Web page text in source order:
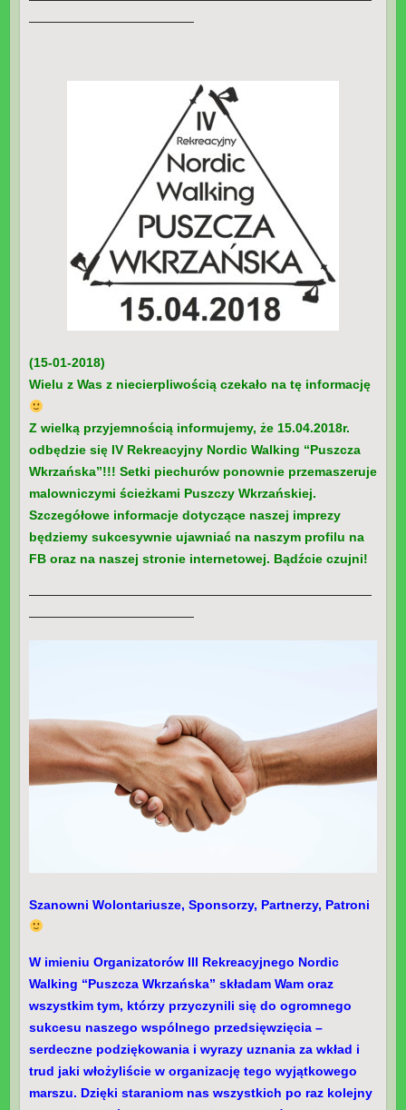
—————————————
(15-01-2018)
Wielu z Was z niecierpliwością czekało na tę informację
Z wielką przyjemnością informujemy, że 15.04.2018r.
odbędzie się IV Rekreacyjny Nordic Walking “Puszcza
Wkrzańska”!!! Setki piechurów ponownie przemaszeruje
malowniczymi ścieżkami Puszczy Wkrzańskiej.
Szczegółowe informacje dotyczące naszej imprezy
będziemy sukcesywnie ujawniać na naszym profilu na
FB oraz na naszej stronie internetowej. Bądźcie czujni!
———————————————————————————
—————————————
Szanowni Wolontariusze, Sponsorzy, Partnerzy, Patroni
W imieniu Organizatorów III Rekreacyjnego Nordic
Walking “Puszcza Wkrzańska” składam Wam oraz
wszystkim tym, którzy przyczynili się do ogromnego
sukcesu naszego wspólnego przedsięwzięcia –
serdeczne podziękowania i wyrazy uznania za wkład i
trud jaki włożyliście w organizację tego wyjątkowego
marszu. Dzięki staraniom nas wszystkich po raz kolejny